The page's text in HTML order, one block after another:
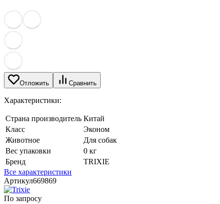
Отложить Сравнить
Характеристики:
Страна производитель Китай
Класс
Эконом
Животное
Для собак
Вес упаковки
0 кг
Бренд
TRIXIE
Все характеристики
Артикул669869
По запросу